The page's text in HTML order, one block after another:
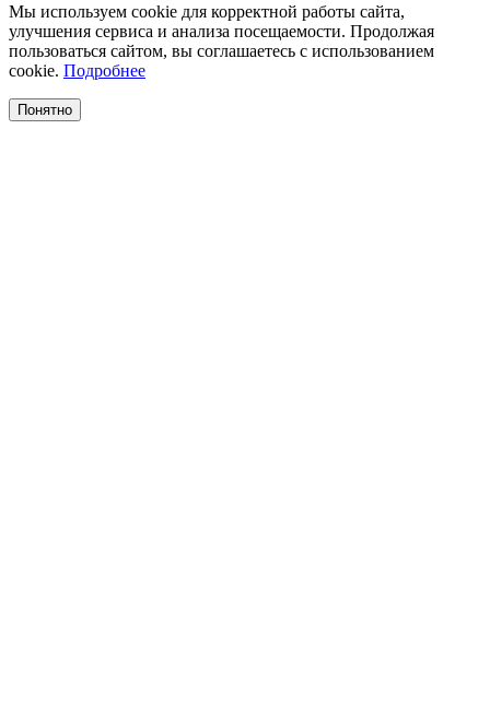
Мы используем cookie для корректной работы сайта,
улучшения сервиса и анализа посещаемости. Продолжая
пользоваться сайтом, вы соглашаетесь с использованием
cookie. Подробнее
Понятно